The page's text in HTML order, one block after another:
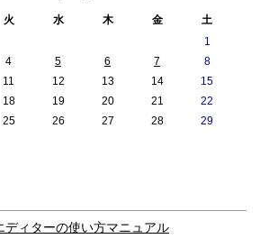
火 水 木 金
土
1
4 5 6 7
8
11 12 13 14
15
18 19 20 21
22
25 26 27 28
29
ディターの使い方マニュアル